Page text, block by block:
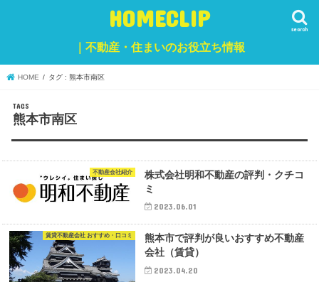
HOMECLIP
｜不動産・住まいのお役立ち情報
search
HOME タグ : 熊本市南区
熊本市南区
不動産会社紹介
株式会社明和不動産の評判・クチコ
ミ
2023.06.01
賃貸不動産会社 おすすめ・口コミ
熊本市で評判が良いおすすめ不動産
会社（賃貸）
2023.04.20